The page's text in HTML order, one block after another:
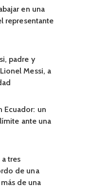
en una
representante
padre y
Messi, a
Ecuador: un
ante una
tres
de una
de una